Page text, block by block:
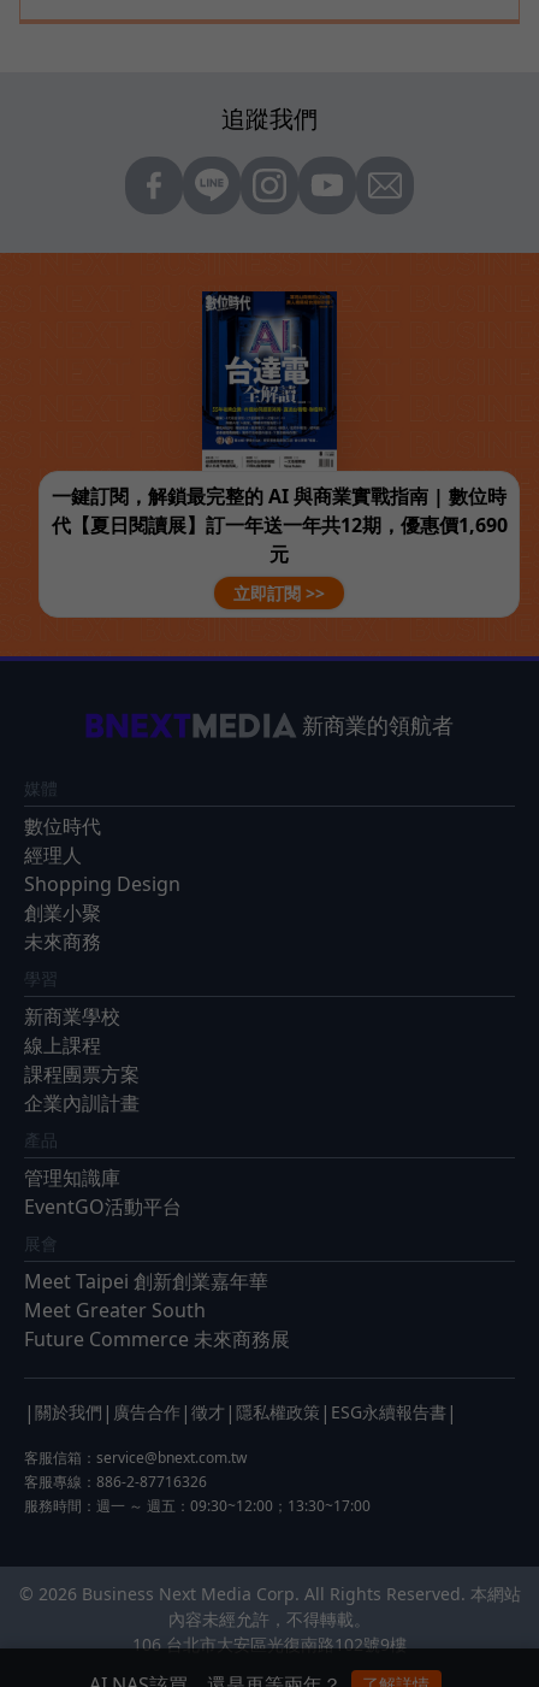
追蹤我們
一鍵訂閱，解鎖最完整的 AI 與商業實戰指南 | 數位時
代【夏日閱讀展】訂一年送一年共12期，優惠價1,690
元
立即訂閱 >>
新商業的領航者
媒體
數位時代
經理人
Shopping Design
創業小聚
未來商務
學習
新商業學校
線上課程
課程團票方案
企業內訓計畫
產品
管理知識庫
EventGO活動平台
展會
Meet Taipei 創新創業嘉年華
Meet Greater South
Future Commerce 未來商務展
| 關於我們 | 廣告合作 | 徵才 | 隱私權政策 | ESG永續報告書 |
客服信箱： service@bnext.com.tw
客服專線：886-2-87716326
服務時間：週一 ～ 週五：09:30~12:00；13:30~17:00
© 2026 Business Next Media Corp. All Rights Reserved. 本網站
內容未經允許，不得轉載。
106 台北市大安區光復南路102號9樓